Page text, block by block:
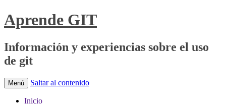
Aprende GIT
Información y experiencias sobre el uso
de git
Menú Saltar al contenido
Inicio